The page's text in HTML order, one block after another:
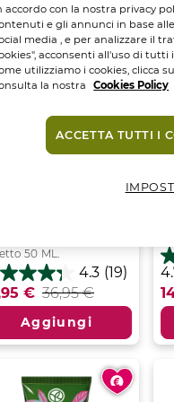
50 ML.
4.3 (19)
€ 36,95 €
-24%
Aggiungi
su
5
accordo con la nostra privacy
e gli annunci in base
media , e per analizzare il
acconsenti all'uso di
utilizziamo i cookies, clicca
la nostra
Cookies Policy
ACCETTA TUTTI I